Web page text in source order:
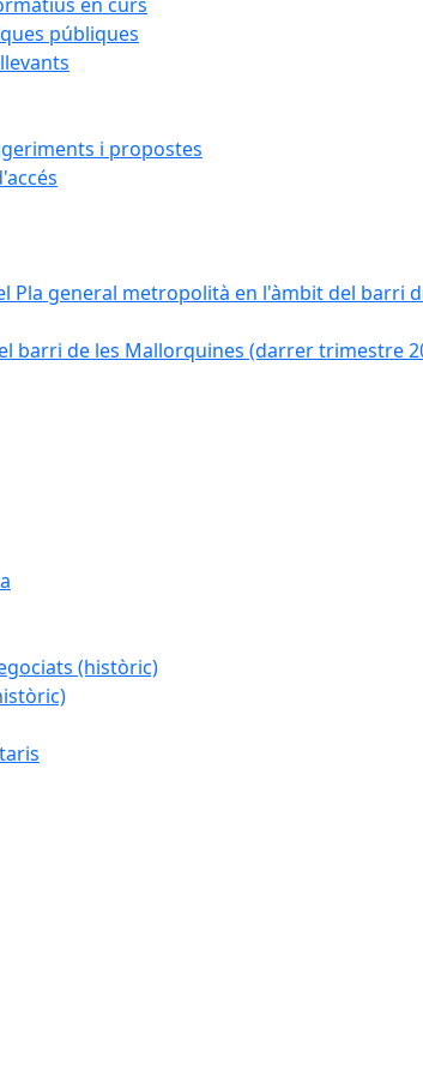
públiques
i propostes
Pla general metropolità en l'àmbit del barri
barri de les Mallorquines (darrer trimestre
(històric)